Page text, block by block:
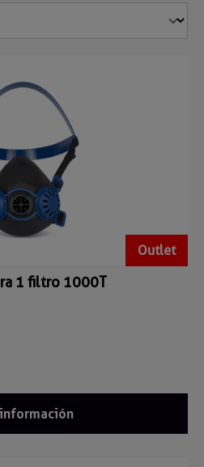
Outlet
1 filtro 1000T